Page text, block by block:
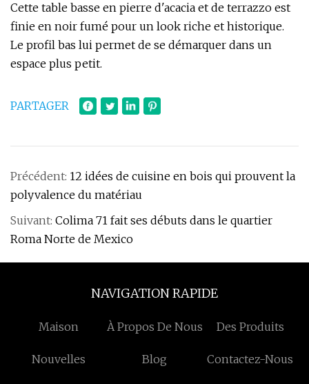
Cette table basse en pierre d'acacia et de terrazzo est
finie en noir fumé pour un look riche et historique.
Le profil bas lui permet de se démarquer dans un
espace plus petit.
PARTAGER
Précédent: 12 idées de cuisine en bois qui prouvent la
polyvalence du matériau
Suivant: Colima 71 fait ses débuts dans le quartier
Roma Norte de Mexico
NAVIGATION RAPIDE
Maison À Propos De Nous Des Produits
Nouvelles Blog Contactez-Nous